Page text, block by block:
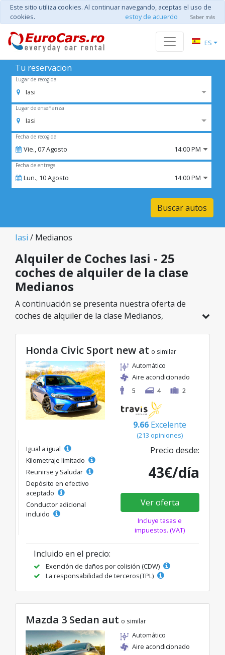
Este sitio utiliza cookies. Al continuar navegando, aceptas el uso de
cookies.
estoy de acuerdo Saber más
ES
Tu reservacion
Lugar de recogida
Iasi
Lugar de enseñanza
Iasi
Fecha de recogida
Vie.,07Agosto 14:00 PM
Fecha de entrega
Lun., 10Agosto 14:00 PM
Buscar autos
Iasi / Medianos
Alquiler de Coches Iasi - 25
coches de alquiler de la clase
Medianos
A continuación se presenta nuestra oferta de
coches de alquiler de la clase Medianos,
la categoría seleccionada, con tarifas excelentes
desde solo 23€/día.
Honda Civic Sport new at o similar
Automático
Aire acondicionado
5
4 2
9.66 Excelente
(213 opiniones)
Igual a igual
Kilometraje limitado
Reunirse y Saludar
Depósito en efectivo
aceptado
Conductor adicional
incluido
Precio desde:
43€/día
Ver oferta
Incluye tasas e
impuestos. (VAT)
Incluido en el precio:
Exención de daños por colisión (CDW)
La responsabilidad de terceros(TPL)
Mazda 3 Sedan aut o similar
Automático
Aire acondicionado